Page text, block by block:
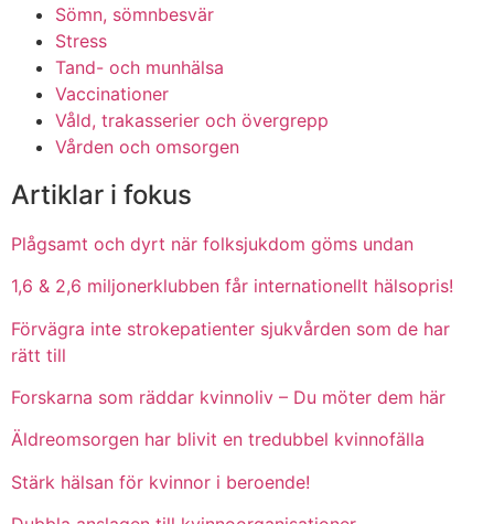
Sömn, sömnbesvär
Stress
Tand- och munhälsa
Vaccinationer
Våld, trakasserier och övergrepp
Vården och omsorgen
Artiklar i fokus
Plågsamt och dyrt när folksjukdom göms undan
1,6 & 2,6 miljonerklubben får internationellt hälsopris!
Förvägra inte strokepatienter sjukvården som de har
rätt till
Forskarna som räddar kvinnoliv – Du möter dem här
Äldreomsorgen har blivit en tredubbel kvinnofälla
Stärk hälsan för kvinnor i beroende!